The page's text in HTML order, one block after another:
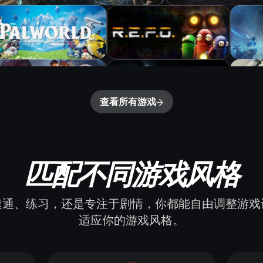
查看所有游戏
匹配不同游戏风格
、练习，还是专注于剧情，你都能自由调整游
适应你的游戏风格。